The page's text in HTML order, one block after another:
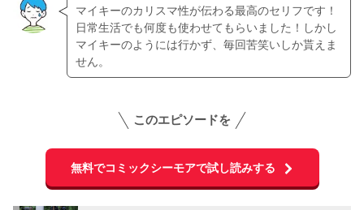
マイキーのカリスマ性が伝わる最高のセリフです！
日常生活でも何度も使わせてもらいました！しかし
マイキーのようには行かず、毎回苦笑いしか貰えま
せん。
このエピソードを
無料でコミックシーモアで試し読みする